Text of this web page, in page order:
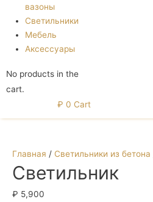
вазоны
Светильники
Мебель
Аксессуары
No products in the
cart.
₽ 0 Cart
Главная / Светильники из бетона
Светильник
₽ 5,900